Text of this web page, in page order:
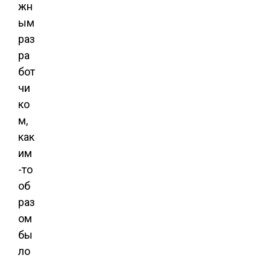
жн
ым
раз
ра
бот
чи
ко
м,
как
им
-то
об
раз
ом
бы
ло